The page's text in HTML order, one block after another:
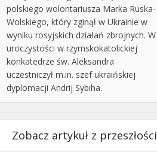
polskiego wolontariusza Marka Ruska-
Wolskiego, który zginął w Ukrainie w
wyniku rosyjskich działań zbrojnych. W
uroczystości w rzymskokatolickiej
konkatedrze św. Aleksandra
uczestniczył m.in. szef ukraińskiej
dyplomacji Andrij Sybiha.
Zobacz artykuł z przeszłości